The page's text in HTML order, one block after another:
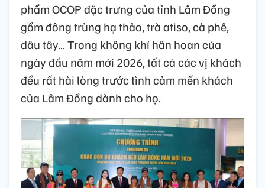
phẩm OCOP đặc trưng của tỉnh Lâm Đồng
gồm đông trùng hạ thảo, trà atiso, cà phê,
dâu tây… Trong không khí hân hoan của
ngày đầu năm mới 2026, tất cả các vị khách
đều rất hài lòng trước tình cảm mến khách
của Lâm Đồng dành cho họ.